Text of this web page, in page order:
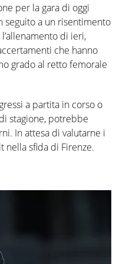
per la gara di oggi
seguito a un risentimento
di ieri,
che hanno
grado al retto femorale
a partita in corso o
stagione, potrebbe
In attesa di valutarne i
sfida di Firenze.